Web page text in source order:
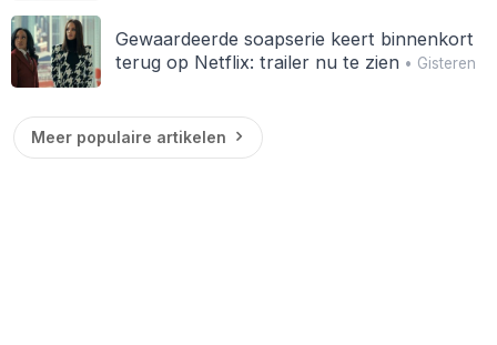
Gewaardeerde soapserie keert binnenkort
terug op Netflix: trailer nu te zien• Gisteren
Meer populaire artikelen